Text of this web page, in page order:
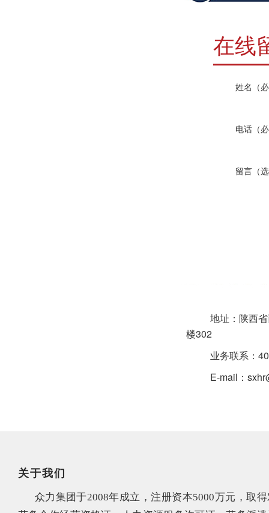
在线
姓名（
电话（
留言（
地址：陕西省
楼302
业务联系：
E-mail：
关于我们
众力集团于2008年成立，注册资本5000万元，取得